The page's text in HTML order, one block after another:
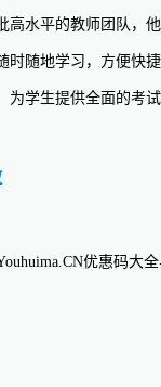
高水平的教师团队
时随地学习，方便
为学生提供全面的
优惠码大